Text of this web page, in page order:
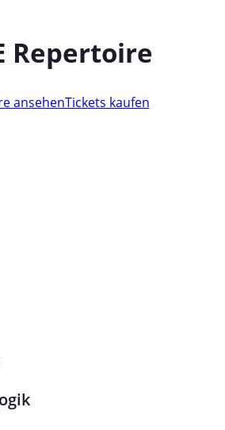
Repertoire
ansehenTickets kaufen